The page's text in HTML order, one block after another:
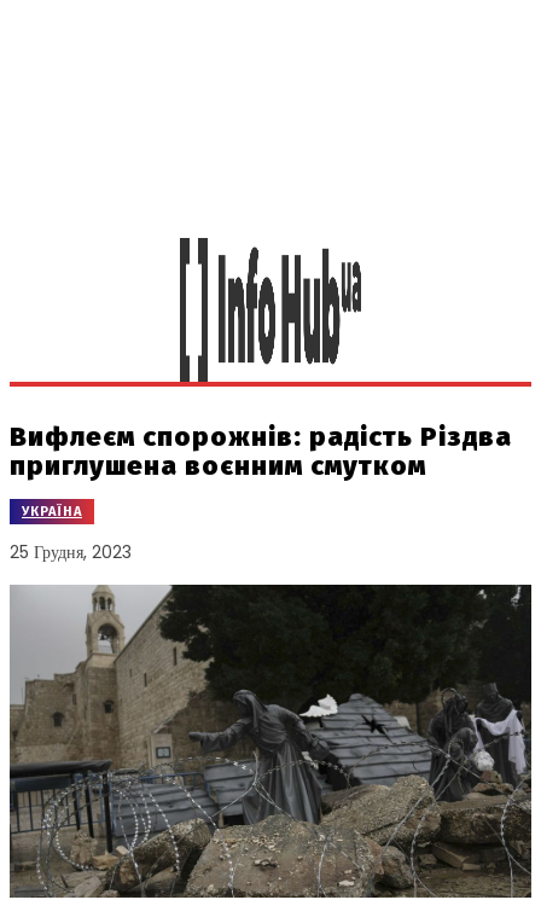
Вифлеєм спорожнів: радість Різдва
приглушена воєнним смутком
УКРАЇНА
25 Грудня, 2023